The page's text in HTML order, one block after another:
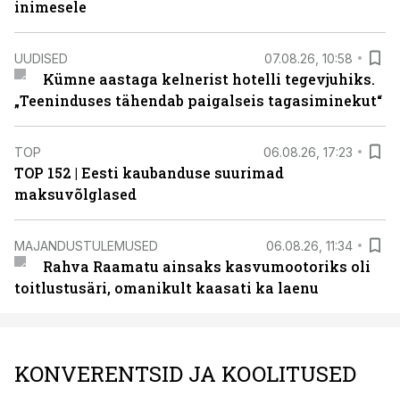
inimesele
UUDISED 07.08.26, 10:58
Kümne aastaga kelnerist hotelli tegevjuhiks.
„Teeninduses tähendab paigalseis tagasiminekut“
TOP 06.08.26, 17:23
TOP 152 | Eesti kaubanduse suurimad
maksuvõlglased
MAJANDUSTULEMUSED 06.08.26, 11:34
Rahva Raamatu ainsaks kasvumootoriks oli
toitlustusäri, omanikult kaasati ka laenu
KONVERENTSID JA KOOLITUSED